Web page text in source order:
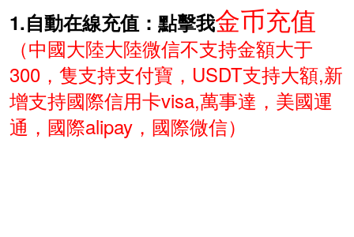
1.自動在線充值：點擊我金币充值
（中國大陸大陸微信不支持金額大于
300，隻支持支付寶，USDT支持大額,新
增支持國際信用卡visa,萬事達，美國運
通，國際alipay，國際微信）